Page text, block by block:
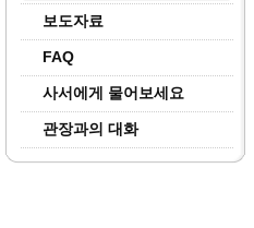
보도자료
FAQ
사서에게 물어보세요
관장과의 대화